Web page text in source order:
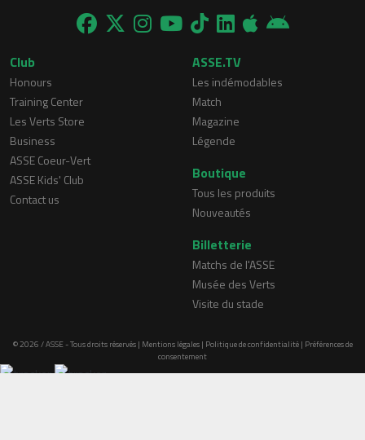
Club
Honours
Training Center
Les Verts Store
Business
ASSE Coeur-Vert
ASSE Kids' Club
Contact us
ASSE.TV
Les indémodables
Match
Magazine
Légende
Boutique
Tous les produits
Nouveautés
Billetterie
Matchs de l'ASSE
Musée des Verts
Visite du stade
© 2026 / ASSE - Tous droits réservés | Mentions légales| Politique de confidentialité| Préférences de
consentement